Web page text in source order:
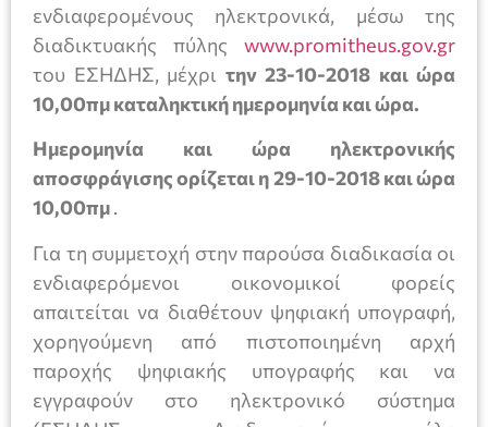
ενδιαφερομένους ηλεκτρονικά, μέσω της
διαδικτυακής πύλης www.promitheus.gov.gr
του ΕΣΗΔΗΣ, μέχρι την 23-10-2018 και ώρα
10,00πμ καταληκτική ημερομηνία και ώρα.
Ημερομηνία και ώρα ηλεκτρονικής
αποσφράγισηςορίζεται η 29-10-2018 και ώρα
10,00πμ.
Για τη συμμετοχή στην παρούσα διαδικασία οι
ενδιαφερόμενοι οικονομικοί φορείς
απαιτείται να διαθέτουν ψηφιακή υπογραφή,
χορηγούμενη από πιστοποιημένη αρχή
παροχής ψηφιακής υπογραφής και να
εγγραφούν στο ηλεκτρονικό σύστημα